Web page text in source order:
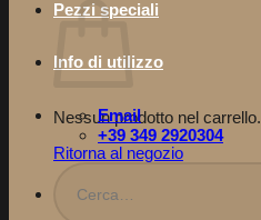
Nessun prodotto nel carrello.
Ritorna al negozio
Pezzi speciali
Info di utilizzo
Email
+39 349 2920304